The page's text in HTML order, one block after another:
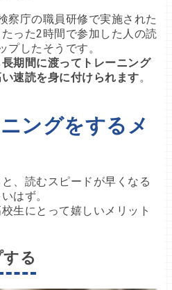
察庁の職員研修で実施された
った2時間で参加した人の読
プしたそうです。
期間に渡ってトレーニング
速読を身に付けられます。
ングをするメ
、読むスピードが早くなる
はず。
生にとって嬉しいメリット
る